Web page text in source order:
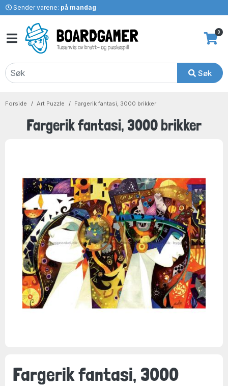
Sender varene: på mandag
Søk
0
Forside Art Puzzle Fargerik fantasi, 3000 brikker
Fargerik fantasi, 3000 brikker
Fargerik fantasi, 3000